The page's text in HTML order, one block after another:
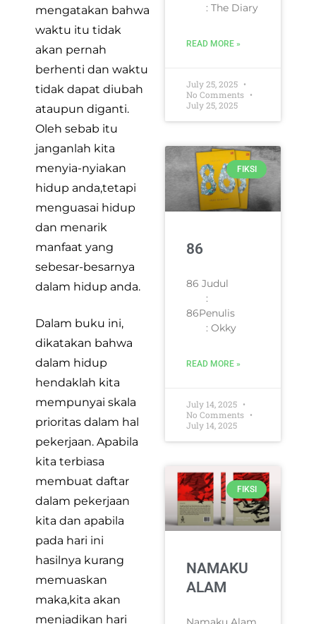
mengatakan bahwa
waktu itu tidak
akan pernah
berhenti dan waktu
tidak dapat diubah
ataupun diganti.
Oleh sebab itu
janganlah kita
menyia-nyiakan
hidup anda,tetapi
menguasai hidup
dan menarik
manfaat yang
sebesar-besarnya
dalam hidup anda.
Dalam buku ini,
dikatakan bahwa
dalam hidup
hendaklah kita
mempunyai skala
prioritas dalam hal
pekerjaan. Apabila
kita terbiasa
membuat daftar
dalam pekerjaan
kita dan apabila
pada hari ini
hasilnya kurang
memuaskan
maka,kita akan
menjadikan hari
: The Diary
READ MORE »
July 25, 2025
No Comments
July 25, 2025
FIKSI
86
86 Judul
:
86Penulis
: Okky
READ MORE »
July 14, 2025
No Comments
July 14, 2025
FIKSI
NAMAKU
ALAM